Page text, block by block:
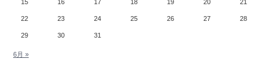
15 16 17 18 19 20 21
22 23 24 25 26 27 28
29 30 31
6月 »